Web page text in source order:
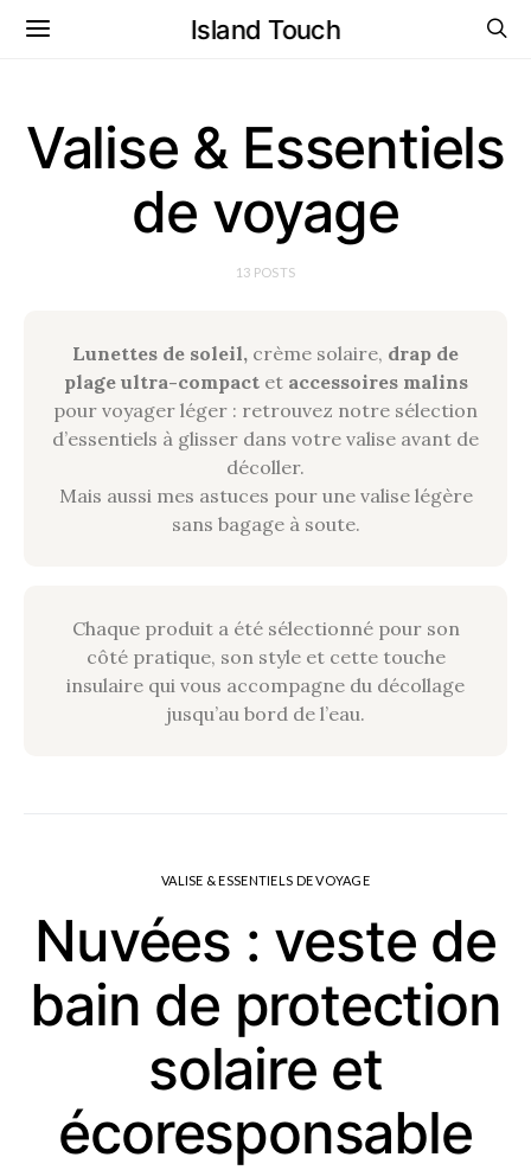
Island Touch
Valise & Essentiels
de voyage
13 POSTS
Lunettes de soleil, crème solaire, drap de
plage ultra-compactet accessoires malins
pour voyager léger : retrouvez notre sélection
d’essentiels à glisser dans votre valise avant de
décoller.
Mais aussi mes astuces pour une valise légère
sans bagage à soute.
Chaque produit a été sélectionné pour son
côté pratique, son style et cette touche
insulaire qui vous accompagne du décollage
jusqu’au bord de l’eau.
VALISE & ESSENTIELS DE VOYAGE
Nuvées : veste de
bain de protection
solaire et
écoresponsable